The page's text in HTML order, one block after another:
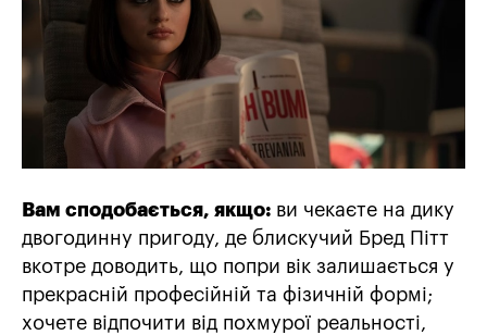
Вам сподобається, якщо: ви чекаєте на дику
двогодинну пригоду, де блискучий Бред Пітт
вкотре доводить, що попри вік залишається у
прекрасній професійній та фізичній формі;
хочете відпочити від похмурої реальності,